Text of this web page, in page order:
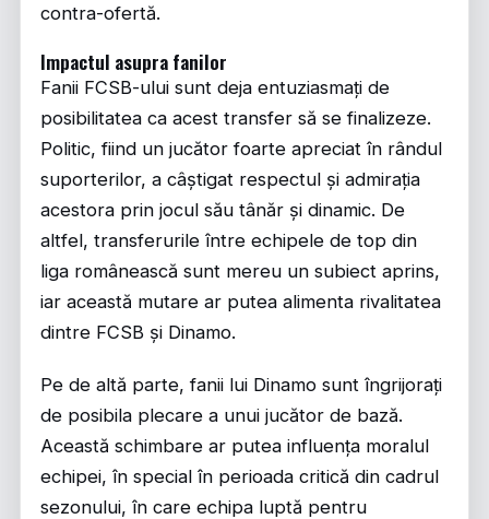
contra-ofertă.
Impactul asupra fanilor
Fanii FCSB-ului sunt deja entuziasmați de
posibilitatea ca acest transfer să se finalizeze.
Politic, fiind un jucător foarte apreciat în rândul
suporterilor, a câștigat respectul și admirația
acestora prin jocul său tânăr și dinamic. De
altfel, transferurile între echipele de top din
liga românească sunt mereu un subiect aprins,
iar această mutare ar putea alimenta rivalitatea
dintre FCSB și Dinamo.
Pe de altă parte, fanii lui Dinamo sunt îngrijorați
de posibila plecare a unui jucător de bază.
Această schimbare ar putea influența moralul
echipei, în special în perioada critică din cadrul
sezonului, în care echipa luptă pentru